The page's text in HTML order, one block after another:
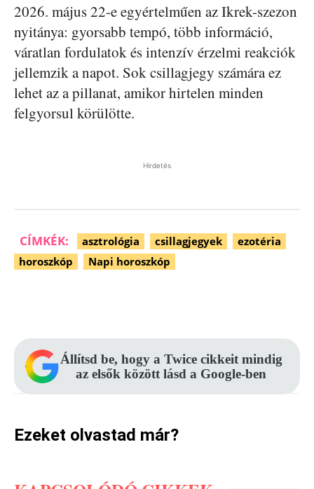
2026. május 22-e egyértelműen az Ikrek-szezon
nyitánya: gyorsabb tempó, több információ,
váratlan fordulatok és intenzív érzelmi reakciók
jellemzik a napot. Sok csillagjegy számára ez
lehet az a pillanat, amikor hirtelen minden
felgyorsul körülötte.
Hirdetés
CÍMKÉK: asztrológia csillagjegyek
ezotéria
horoszkóp
Napi horoszkóp
Állítsd be, hogy a Twice cikkeit mindig
az elsők között lásd a Google-ben
Ezeket olvastad már?